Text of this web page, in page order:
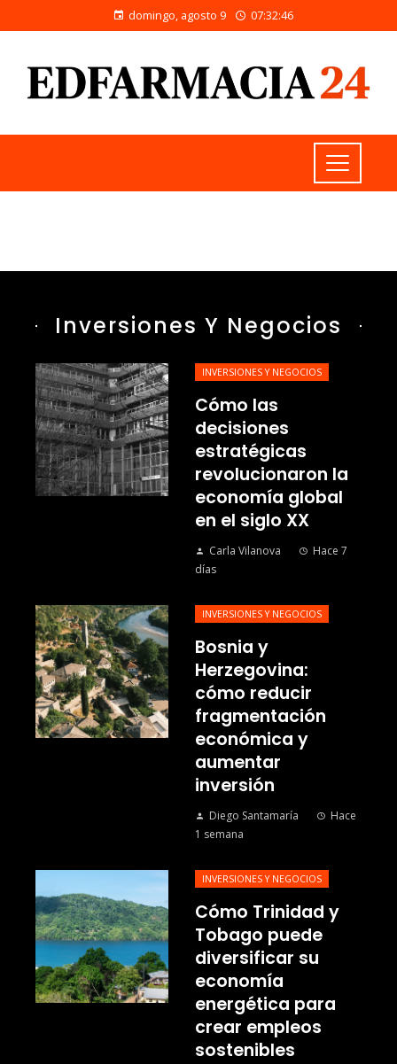
domingo, agosto 9 07:32:47
Inversiones Y Negocios
INVERSIONES Y NEGOCIOS
Cómo las
decisiones
estratégicas
revolucionaron la
economía global
en el siglo XX
Carla Vilanova
Hace 7
días
INVERSIONES Y NEGOCIOS
Bosnia y
Herzegovina:
cómo reducir
fragmentación
económica y
aumentar
inversión
Diego Santamaría
Hace
1 semana
INVERSIONES Y NEGOCIOS
Cómo Trinidad y
Tobago puede
diversificar su
economía
energética para
crear empleos
sostenibles